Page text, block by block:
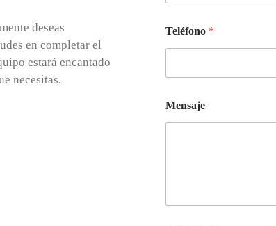
deseas
en completar el
estará encantado
necesitas.
Teléfono *
Mensaje